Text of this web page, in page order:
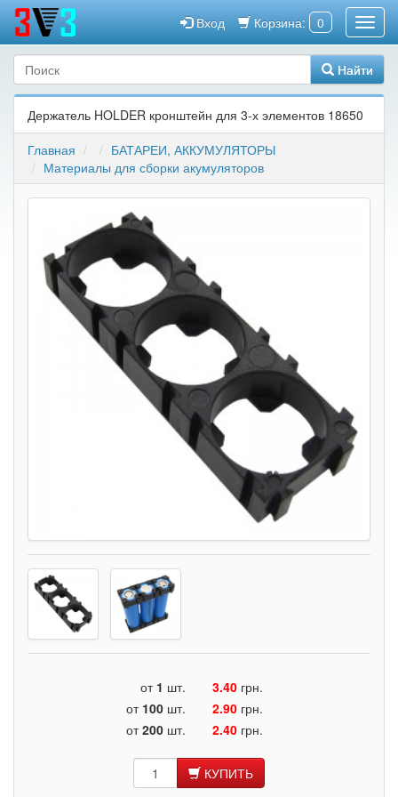
Корзина: 0
Вход
Найти
Держатель HOLDER кронштейн для 3-х элементов 18650
Главная
БАТАРЕИ, АККУМУЛЯТОРЫ
Материалы для сборки акумуляторов
от 1 шт. 3.40 грн.
от 100 шт. 2.90 грн.
от200 шт. 2.40 грн.
КУПИТЬ